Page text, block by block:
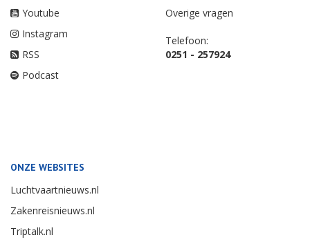
Youtube
Instagram
RSS
Podcast
Overige vragen
Telefoon:
0251 - 257924
ONZE WEBSITES
Luchtvaartnieuws.nl
Zakenreisnieuws.nl
Triptalk.nl